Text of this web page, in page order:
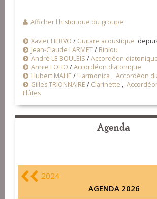
Afficher l'historique du groupe
Xavier HERVO / Guitare acoustique
Jean-Claude LARMET/ Biniou
André LE BOULEIS /Accordéon
Annie LOHO /Accordéon diatonique
Hubert MAHE / Harmonica , Accordéon
Gilles TRIONNAIRE / Clarinette ,
Flûtes
Agenda
2024
AGENDA 2026